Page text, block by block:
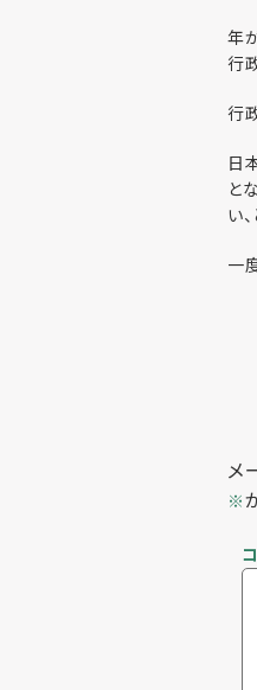
年
行
行
日
と
い
一
メ
※